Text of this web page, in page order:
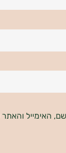
והאתר שלי לפעם